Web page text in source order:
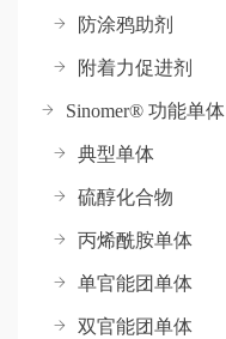
防涂鸦助剂
附着力促进剂
Sinomer® 功能单体
典型单体
硫醇化合物
丙烯酰胺单体
单官能团单体
双官能团单体